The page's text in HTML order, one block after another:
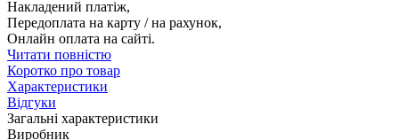
Накладений платіж,
Передоплата на карту / на рахунок,
Онлайн оплата на сайті.
Читати повністю
Коротко про товар
Характеристики
Відгуки
Загальні характеристики
Виробник